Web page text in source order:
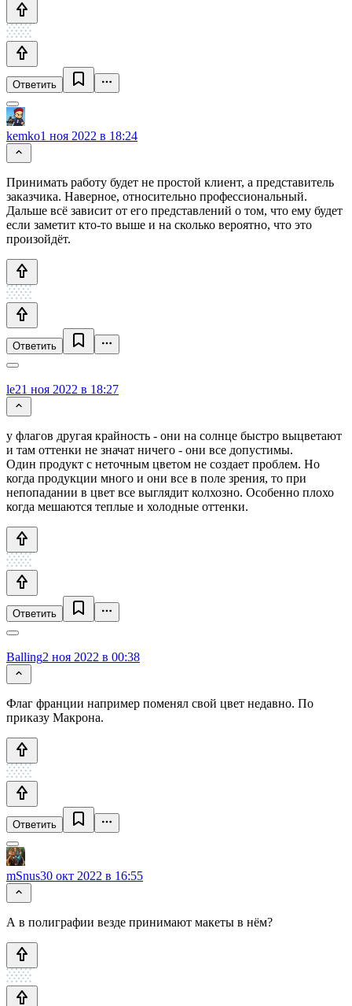
Ответить
kemko1 ноя 2022 в 18:24
Принимать работу будет не простой клиент, а представитель
заказчика. Наверное, относительно профессиональный.
Дальше всё зависит от его представлений о том, что ему будет
если заметит кто-то выше и на сколько вероятно, что это
произойдёт.
Ответить
le21 ноя 2022 в 18:27
у флагов другая крайность - они на солнце быстро выцветают
и там оттенки не значат ничего - они все допустимы.
Один продукт с неточным цветом не создает проблем. Но
когда продукции много и они все в поле зрения, то при
непопадании в цвет все выглядит колхозно. Особенно плохо
когда мешаются теплые и холодные оттенки.
Ответить
Balling2 ноя 2022 в 00:38
Флаг франции например поменял свой цвет недавно. По
приказу Макрона.
Ответить
mSnus30 окт 2022 в 16:55
А в полиграфии везде принимают макеты в нём?